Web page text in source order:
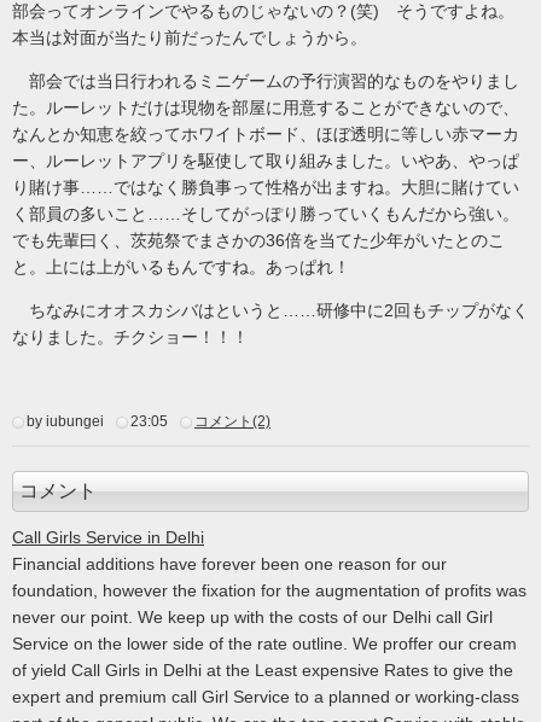
部会ってオンラインでやるものじゃないの？(笑) そうですよね。
本当は対面が当たり前だったんでしょうから。
部会では当日行われるミニゲームの予行演習的なものをやりまし
た。ルーレットだけは現物を部屋に用意することができないので、
なんとか知恵を絞ってホワイトボード、ほぼ透明に等しい赤マーカ
ー、ルーレットアプリを駆使して取り組みました。いやあ、やっぱ
り賭け事……ではなく勝負事って性格が出ますね。大胆に賭けてい
く部員の多いこと……そしてがっぽり勝っていくもんだから強い。
でも先輩曰く、茨苑祭でまさかの36倍を当てた少年がいたとのこ
と。上には上がいるもんですね。あっぱれ！
ちなみにオオスカシバはというと……研修中に2回もチップがなく
なりました。チクショー！！！
by iubungei 23:05 コメント(2)
コメント
Call Girls Service in Delhi
Financial additions have forever been one reason for our
foundation, however the fixation for the augmentation of profits was
never our point. We keep up with the costs of our Delhi call Girl
Service on the lower side of the rate outline. We proffer our cream
of yield Call Girls in Delhi at the Least expensive Rates to give the
expert and premium call Girl Service to a planned or working-class